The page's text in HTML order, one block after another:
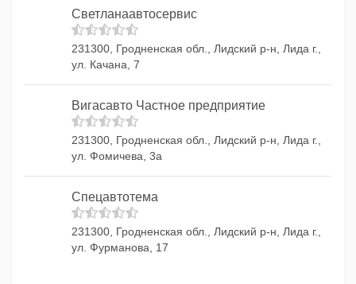
Светланаавтосервис
231300, Гродненская обл., Лидский р-н, Лида г.,
ул. Качана, 7
Вигасавто Частное предприятие
231300, Гродненская обл., Лидский р-н, Лида г.,
ул. Фомичева, 3а
Спецавтотема
231300, Гродненская обл., Лидский р-н, Лида г.,
ул. Фурманова, 17